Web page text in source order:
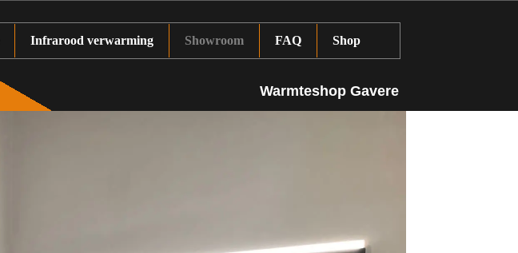
Infrarood verwarming Showroom FAQ Shop
Warmteshop Gavere